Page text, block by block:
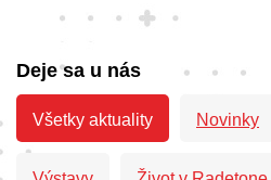
Deje sa u nás
Všetky aktuality Novinky